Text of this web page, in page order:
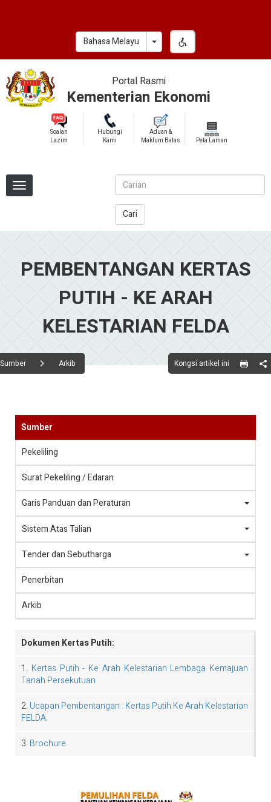
Bahasa Melayu Toggle Dropdown
Portal Rasmi
Kementerian Ekonomi
Soalan
Lazim
Hubungi
Kami
Aduan &
Maklum Balas
Peta Laman
Cari
PEMBENTANGAN KERTAS
PUTIH - KE ARAH
KELESTARIAN FELDA
Sumber Arkib Kongsi artikel ini
Sumber
Pekeliling
Surat Pekeliling / Edaran
Garis Panduan dan Peraturan
Sistem Atas Talian
Tender dan Sebutharga
Penerbitan
Arkib
Dokumen Kertas Putih:
1. Kertas Putih - Ke Arah Kelestarian Lembaga Kemajuan
Tanah Persekutuan
2. Ucapan Pembentangan : Kertas Putih Ke Arah Kelestarian
FELDA
3. Brochure